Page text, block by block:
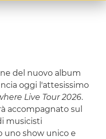
del nuovo album
oggi l'attesissimo
Live Tour 2026.
accompagnato sul
musicisti
uno show unico e